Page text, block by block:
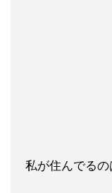
私が住んでるの